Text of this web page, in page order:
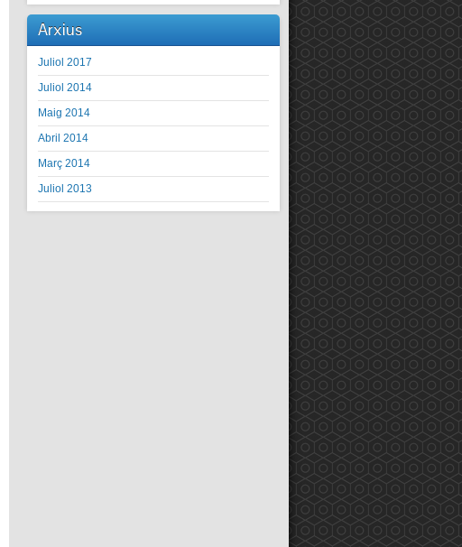
Arxius
Juliol 2017
Juliol 2014
Maig 2014
Abril 2014
Març 2014
Juliol 2013